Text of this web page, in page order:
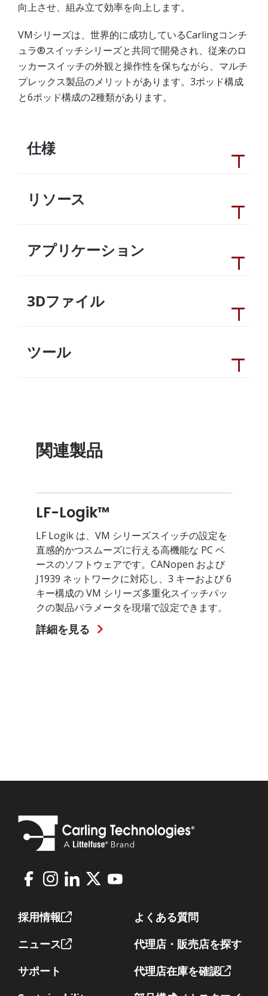
向上させ、組み立て効率を向上します。
VMシリーズは、世界的に成功しているCarlingコンチ
ュラ®スイッチシリーズと共同で開発され、従来のロ
ッカースイッチの外観と操作性を保ちながら、マルチ
プレックス製品のメリットがあります。3ポッド構成
と6ポッド構成の2種類があります。
仕様
リソース
アプリケーション
3Dファイル
ツール
関連製品
LF-Logik™
LF Logik は、VM シリーズスイッチの設定を
直感的かつスムーズに行える高機能な PC ベ
ースのソフトウェアです。CANopen および
J1939 ネットワークに対応し、3 キーおよび 6
キー構成の VM シリーズ多重化スイッチパッ
クの製品パラメータを現場で設定できます。
詳細を見る
Facebook
Instagram
LinkedIn
X Youtube
Footer
採用情報
ニュース
サポート
よくある質問
代理店・販売店を探す
代理店在庫を確認